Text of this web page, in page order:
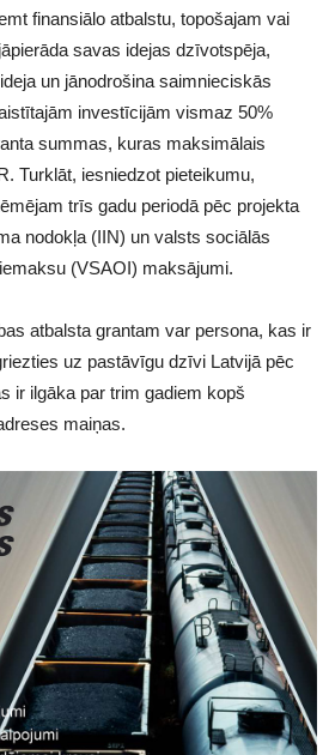
finansiālo atbalstu, topošajam vai
savas idejas dzīvotspēja,
un jānodrošina saimnieciskās
investīcijām vismaz 50%
summas, kuras maksimālais
Turklāt, iesniedzot pieteikumu,
trīs gadu periodā pēc projekta
nodokļa (IIN) un valsts sociālās
(VSAOI) maksājumi.
atbalsta grantam var persona, kas ir
uz pastāvīgu dzīvi Latvijā pēc
ir ilgāka par trim gadiem kopš
maiņas.